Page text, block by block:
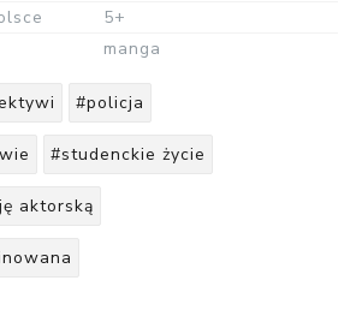
5+
manga
#policja
#studenckie życie
aktorską